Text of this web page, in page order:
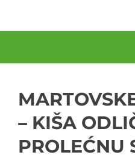
– KIŠA
PROLEĆNU